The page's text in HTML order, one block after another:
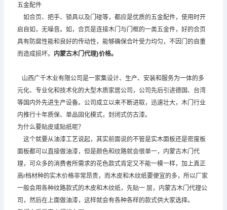
五金配件
如合页、把手、锁具以及门碰等，都应是优质的五金配件，使用时开
启自如，无噪音。如，合页是连接木门与门框的一类五金件，好的合页
具有防腐性能和良好的传动性，能够确保合叶受力均匀，不因门的自重
而造成损坏。
内蒙古木门代理}价格。
山西广千木业有限公司是一家集设计、生产、安装和服务为一体的多
元化、专业化和技术化的大型木质家居公司，公司先后引进德国、台湾
等国内外先进生产设备。公司成立以来不断进取，迅速壮大，木门行业
内推行十年质保、单品固化模式，封闭式仿古漆。
为什么要贴皮或贴纸呢？
这个就要从油漆工艺说起，其实前面说的不管是实木面板还是密度板
面板都可以直接做油漆，但是颜色和纹路就会很单一，内蒙古木门代
理，可众多的消费者所需求的花色款式肯定又不能一模一样，加上真正
高r档材种的实木价格非常昂贵，而木皮和木纹纸要便宜的多，所以厂家
一般会用各种纹路款式的木皮和木纹纸，先贴一 层，内蒙古木门代理公
司，然后在上面做油漆，这样就会有各种各样的款式供大家选择。